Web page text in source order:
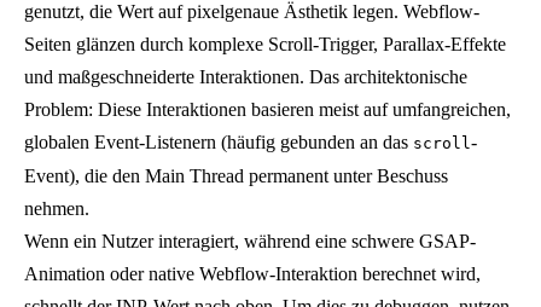
genutzt, die Wert auf pixelgenaue Ästhetik legen. Webflow-
Seiten glänzen durch komplexe Scroll-Trigger, Parallax-Effekte
und maßgeschneiderte Interaktionen. Das architektonische
Problem: Diese Interaktionen basieren meist auf umfangreichen,
globalen Event-Listenern (häufig gebunden an das scroll-
Event), die den Main Thread permanent unter Beschuss
nehmen.
Wenn ein Nutzer interagiert, während eine schwere GSAP-
Animation oder native Webflow-Interaktion berechnet wird,